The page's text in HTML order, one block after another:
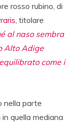
rosso rubino, di
, titolare
al naso sembra
Alto Adige
come i
nella parte
quella mediana